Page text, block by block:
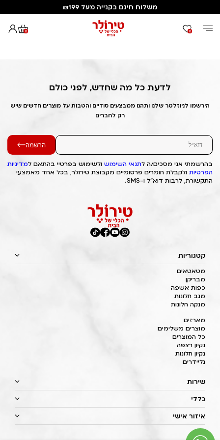
משלוח חינם בקנייה מעל ₪199
0 0
דף הבית Out of Stock Alert 2025/03/23 1742689540
לדעת כל מה שחדש, לפני כולם
הירשמו לניוזלטר שלנו ותהנו ממבצעים סודיים והטבות על מוצרים חדשים שיש
רק לחברים
הרשמה
בהרשמתי אני מסכים/ה לתנאי השימוש ולשימוש בפרטיי בהתאם למדיניות
הפרטיות ולקבלת חומרים פרסומיים מקבוצת טירולר, בכל אחד מאמצעי
התקשורת, לרבות דוא"ל ו-SMS.
קטגוריות
מטאטאים
מבריקן
כפות אשפה
מגב חלונות
מנקה חלונות
מארזים
מוצרים משלימים
כל המוצרים
נקיון רצפה
נקיון חלונות
גליידרים
שירות
כללי
איזור אישי